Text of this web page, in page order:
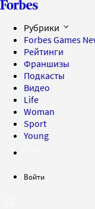
Рубрики
Forbes Games
Рейтинги
Франшизы
Подкасты
Видео
Life
Woman
Sport
Young
Войти